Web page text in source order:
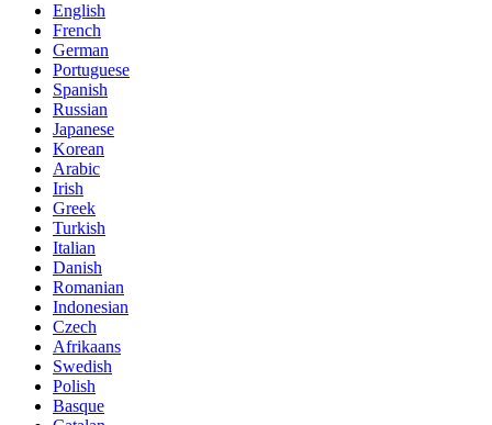
English
French
German
Portuguese
Spanish
Russian
Japanese
Korean
Arabic
Irish
Greek
Turkish
Italian
Danish
Romanian
Indonesian
Czech
Afrikaans
Swedish
Polish
Basque